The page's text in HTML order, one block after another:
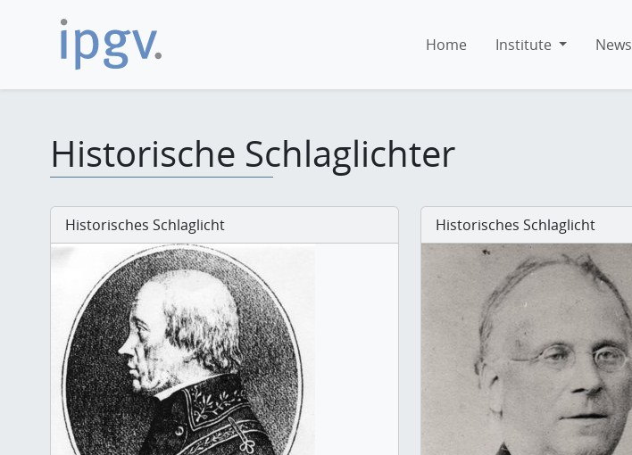
Home Institute News
Historische Schlaglichter
Historisches Schlaglicht Historisches Schlaglicht